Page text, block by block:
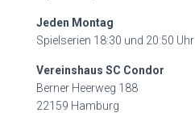
Jeden Montag
Spielserien 18:30 und 20:50 Uhr
Vereinshaus SC Condor
Berner Heerweg 188
22159 Hamburg